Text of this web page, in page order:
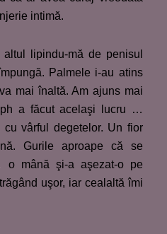
intimă.
lipindu-mă de penisul
Palmele i-au atins
mai înaltă. Am ajuns mai
a făcut acelaşi lucru …
cu vârful degetelor. Un fior
Gurile aproape că se
mână şi-a aşezat-o pe
uşor, iar cealaltă îmi